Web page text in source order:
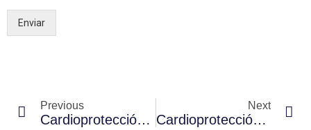
Enviar
Previous
Cardioprotección En Las Fallas De Valencia 2025
Next
Cardioprotección En El Desafío MTB San Pedro De Gaíllos 2025: Un Compromiso Con La Salud De Los Corredores